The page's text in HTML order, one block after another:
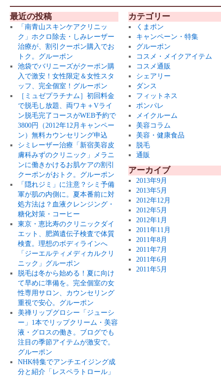
最近の投稿
「南青山スキンケアクリニッ
ク」ホクロ除去・しみレーザー
治療が、割引クーポン購入でお
トク。グルーポン
池袋でバリニーズがクーポン購
入で激安！女性限定＆女性スタ
ッフ、完全個室！グルーポン
［ミュゼプラチナム］初回料金
で脱毛し放題、両ワキ＋Vライ
ン脱毛完了コースがWEB予約で
3800円（2012年12月キャンペー
ン）無料カウンセリング申込
シミレーザー治療「新宿美容皮
膚科みずのクリニック」メラニ
ンに働きかけるお肌ケアの割引
クーポンがおトク。グルーポン
「隠れジミ」に注意？シミ予備
軍が肌の内側に。夏本番前に対
処方法は？血液クレンジング・
糖化対策・コーヒー
東京・恵比寿のクリニックダイ
エット、肥満遺伝子検査で体質
検査。理想のボディラインへ
「ジーエルティメディカルクリ
ニック」グルーポン
脱毛は冬から始める！夏に向け
て早めに準備を。完全個室の女
性専用サロン、カウンセリング
重視で安心。グルーポン
美禅リップグロシー「ジューシ
ー」1本でリップクリーム・美容
液・グロスの働き。ブログでも
注目の季節アイテムが激安で。
グルーポン
NHK特集でアンチエイジング成
分と紹介「レスペラトロール」
カテゴリー
くまポン
キャンペーン・特集
グルーポン
コスメ・メイクアイテム
コスメ通販
シェアリー
ダンス
フィットネス
ポンパレ
メイクルーム
美容コラム
美容・健康食品
脱毛
通販
アーカイブ
2013年9月
2013年5月
2012年12月
2012年5月
2012年1月
2011年11月
2011年8月
2011年7月
2011年6月
2011年5月